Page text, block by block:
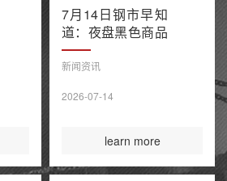
7月14日钢市早知
道：夜盘黑色商品
多数收跌 阿联酋
油轮在霍尔木兹海
伦特原油涨超9%
新闻资讯
2026-07-14
learn more